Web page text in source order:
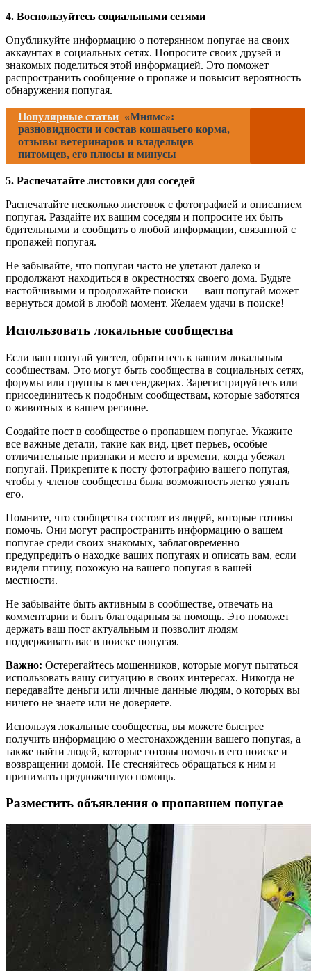
4. Воспользуйтесь социальными сетями
Опубликуйте информацию о потерянном попугае на своих
аккаунтах в социальных сетях. Попросите своих друзей и
знакомых поделиться этой информацией. Это поможет
распространить сообщение о пропаже и повысит вероятность
обнаружения попугая.
Популярные статьи «Мнямс»:
разновидности и состав кошачьего корма,
отзывы ветеринаров и владельцев
питомцев, его плюсы и минусы
5. Распечатайте листовки для соседей
Распечатайте несколько листовок с фотографией и описанием
попугая. Раздайте их вашим соседям и попросите их быть
бдительными и сообщить о любой информации, связанной с
пропажей попугая.
Не забывайте, что попугаи часто не улетают далеко и
продолжают находиться в окрестностях своего дома. Будьте
настойчивыми и продолжайте поиски — ваш попугай может
вернуться домой в любой момент. Желаем удачи в поиске!
Использовать локальные сообщества
Если ваш попугай улетел, обратитесь к вашим локальным
сообществам. Это могут быть сообщества в социальных сетях,
форумы или группы в мессенджерах. Зарегистрируйтесь или
присоединитесь к подобным сообществам, которые заботятся
о животных в вашем регионе.
Создайте пост в сообществе о пропавшем попугае. Укажите
все важные детали, такие как вид, цвет перьев, особые
отличительные признаки и место и времени, когда убежал
попугай. Прикрепите к посту фотографию вашего попугая,
чтобы у членов сообщества была возможность легко узнать
его.
Помните, что сообщества состоят из людей, которые готовы
помочь. Они могут распространить информацию о вашем
попугае среди своих знакомых, заблаговременно
предупредить о находке ваших попугаях и описать вам, если
видели птицу, похожую на вашего попугая в вашей
местности.
Не забывайте быть активным в сообществе, отвечать на
комментарии и быть благодарным за помощь. Это поможет
держать ваш пост актуальным и позволит людям
поддерживать вас в поиске попугая.
Важно: Остерегайтесь мошенников, которые могут пытаться
использовать вашу ситуацию в своих интересах. Никогда не
передавайте деньги или личные данные людям, о которых вы
ничего не знаете или не доверяете.
Используя локальные сообщества, вы можете быстрее
получить информацию о местонахождении вашего попугая, а
также найти людей, которые готовы помочь в его поиске и
возвращении домой. Не стесняйтесь обращаться к ним и
принимать предложенную помощь.
Разместить объявления о пропавшем попугае